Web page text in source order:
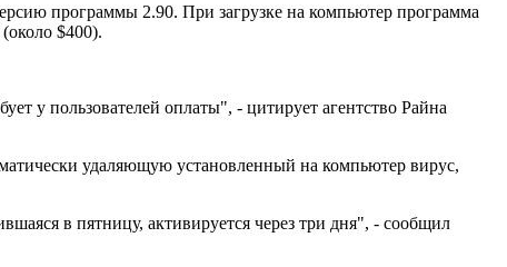
программы 2.90. При загрузке на компьютер программа
$400).
у пользователей оплаты", - цитирует агентство Райна
удаляющую установленный на компьютер вирус,
в пятницу, активируется через три дня", - сообщил